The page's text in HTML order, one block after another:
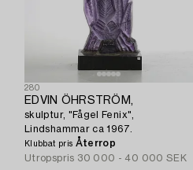
280
EDVIN ÖHRSTRÖM,
skulptur, "Fågel Fenix",
Lindshammar ca 1967.
Klubbat pris Återrop
Utropspris 30 000 - 40 000 SEK